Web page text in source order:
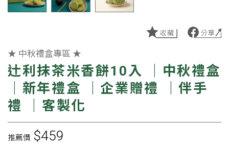
★ 中秋禮盒專區 ★
辻利抹茶米香餅10入 ｜中秋禮盒
｜新年禮盒 ｜企業贈禮 ｜伴手
禮 ｜客製化
推薦價 $459